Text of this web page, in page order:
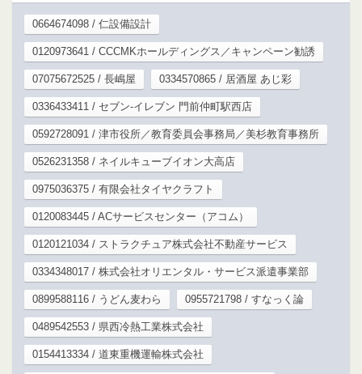
0664674098 / 仁設備設計
0120973641 / CCCMKホールディングス／キャンペーン勧誘
07075672525 / 長嶋屋 0334570865 / 居酒屋 あじ彩
0336433411 / セブン-イレブン 門前仲町駅西店
0592728091 / 津市役所／教育委員会事務局／美杉教育事務所
0526231358 / ネイルキューブイオン大高店
0975036375 / 有限会社タイヤクラフト
0120083445 / ACサービスセンター（アコム）
0120121034 / ストラクチュア株式会社不動産サービス
0334348017 / 株式会社オリエンタル・サービス派遣事業部
0899588116 / うどん麦わら 0955721798 / すなっく論
0489542553 / 県西冷熱工業株式会社
0154413334 / 道東重機運輸株式会社